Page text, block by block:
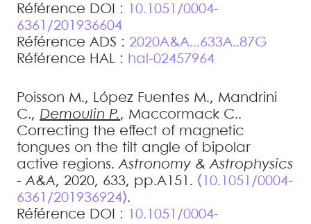
Référence DOI :
10.1051/0004-
6361/201936604
Référence ADS : 2020A&A...633A..87G
Référence HAL : hal-02457964
Poisson M., López Fuentes M., Mandrini
C., Demoulin P., Maccormack C..
Correcting the effect of magnetic
tongues on the tilt angle of bipolar
active regions.Astronomy & Astrophysics
- A&A, 2020, 633, pp.A151. ⟨10.1051/0004-
6361/201936924⟩.
Référence DOI :
10.1051/0004-